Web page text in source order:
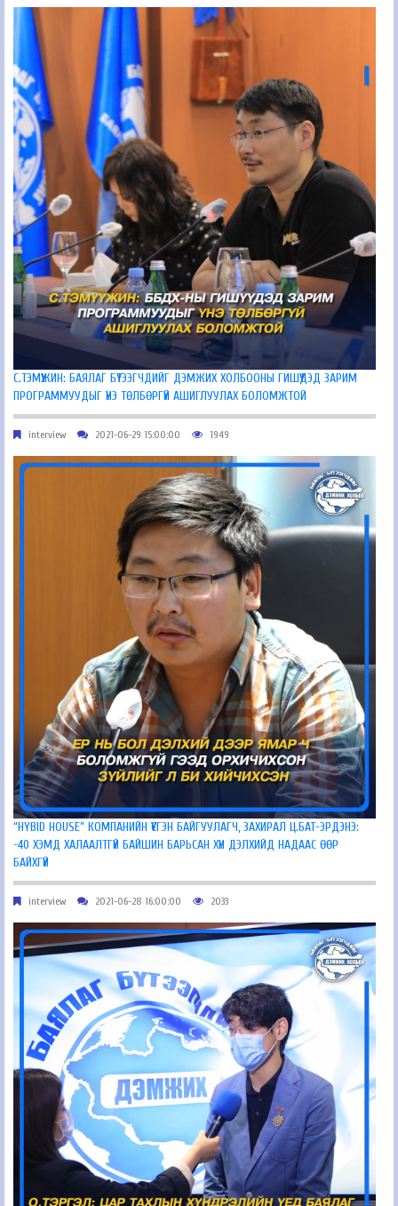
С.ТЭМҮҮЖИН: БАЯЛАГ БҮТЭЭГЧДИЙГ ДЭМЖИХ ХОЛБООНЫ ГИШҮҮДЭД ЗАРИМ
ПРОГРАММУУДЫГ ҮНЭ ТӨЛБӨРГҮЙ АШИГЛУУЛАХ БОЛОМЖТОЙ
interview 2021-06-29 15:00:00 1949
“HYBID HOUSE” КОМПАНИЙН ҮҮСГЭН БАЙГУУЛАГЧ, ЗАХИРАЛ Ц.БАТ-ЭРДЭНЭ:
-40 ХЭМД ХАЛААЛТГҮЙ БАЙШИН БАРЬСАН ХҮН ДЭЛХИЙД НАДААС ӨӨР
БАЙХГҮЙ
interview 2021-06-28 16:00:00 2033